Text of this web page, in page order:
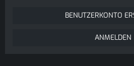
BENUTZERKONTO
ANMELDEN